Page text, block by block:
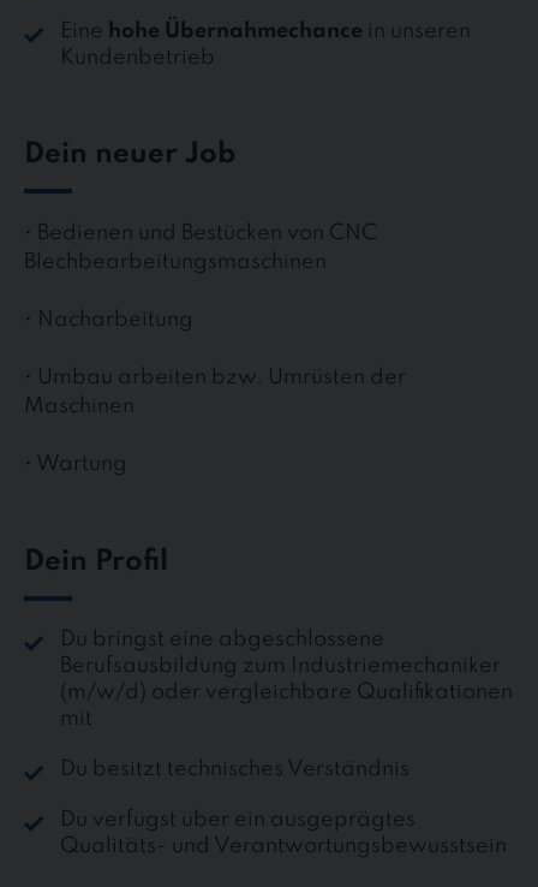
Eine hohe Übernahmechance in unseren
Kundenbetrieb
Dein neuer Job
• Bedienen und Bestücken von CNC
Blechbearbeitungsmaschinen
• Nacharbeitung
• Umbau arbeiten bzw. Umrüsten der
Maschinen
• Wartung
Dein Profil
Du bringst eine abgeschlossene
Berufsausbildung zum Industriemechaniker
(m/w/d) oder vergleichbare Qualifikationen
mit
Du besitzt technisches Verständnis
Du verfügst über ein ausgeprägtes
Qualitäts- und Verantwortungsbewusstsein